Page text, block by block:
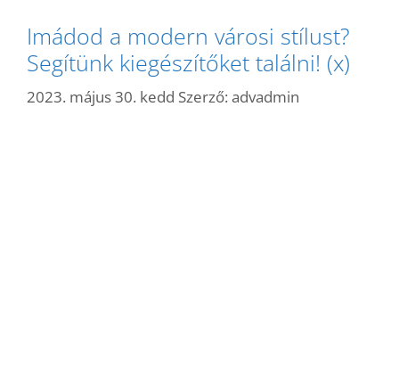
Imádod a modern városi stílust?
Segítünk kiegészítőket találni! (x)
2023. május 30. kedd Szerző: advadmin